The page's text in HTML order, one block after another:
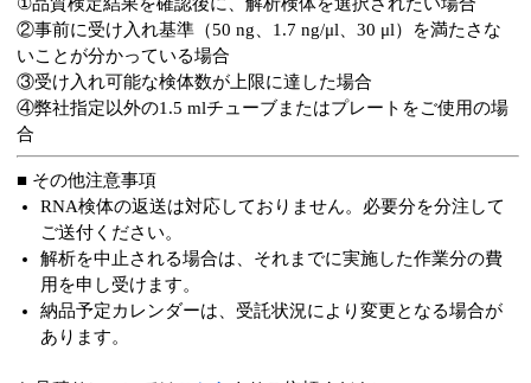
②事前に受け入れ基準（50 ng、1.7 ng/μl、30 μl）を満たさな
いことが分かっている場合
③受け入れ可能な検体数が上限に達した場合
④弊社指定以外の1.5 mlチューブまたはプレートをご使用の場
合
■ その他注意事項
RNA検体の返送は対応しておりません。必要分を分注して
ご送付ください。
解析を中止される場合は、それまでに実施した作業分の費
用を申し受けます。
納品予定カレンダーは、受託状況により変更となる場合が
あります。